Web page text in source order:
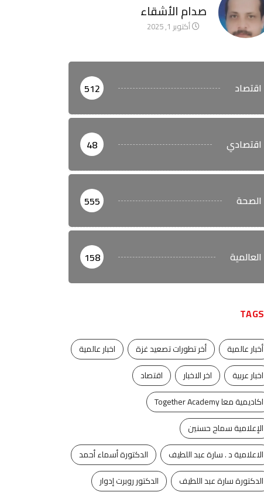
صدام الأشقاء
أكتوبر 1, 2025
اقتصاد 512
اقتصادي 48
الصحة 555
العالمية 158
TAGS
أخبار عالمية أخر تطورات تصعيد غزة
اخبار عالمية
اخبار عربية
اخر الاخبار
اقتصاد
اكاديمية معا Together Academy
الإعلامية سماح حسنين
الاعلامية د . سارة عبد اللطيف
الدكتورة أسماء أحمد
الدكتورة سارة عبد اللطيف
الدكتور روبرت إدوار